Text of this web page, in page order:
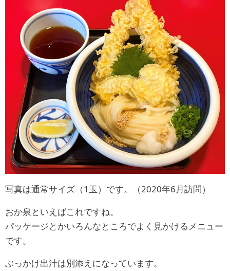
写真は通常サイズ（1玉）です。（2020年6月訪問）
おか泉といえばこれですね。
パッケージとかいろんなところでよく見かけるメニュー
です。
ぶっかけ出汁は別添えになっています。